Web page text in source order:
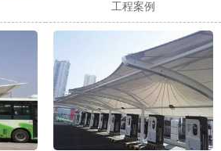
工程案例